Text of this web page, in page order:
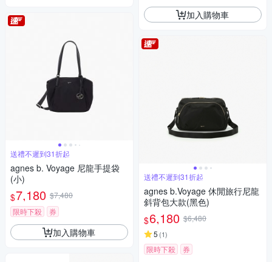
送禮不遲到31折起
agnes b. Voyage 尼龍手提袋
(小)
$7,180 $7,480
限時下殺
券
加入購物車
加入購物車
送禮不遲到31折起
agnes b.Voyage 休閒旅行尼龍
斜背包大款(黑色)
$6,180 $6,480
5 (1)
限時下殺 券